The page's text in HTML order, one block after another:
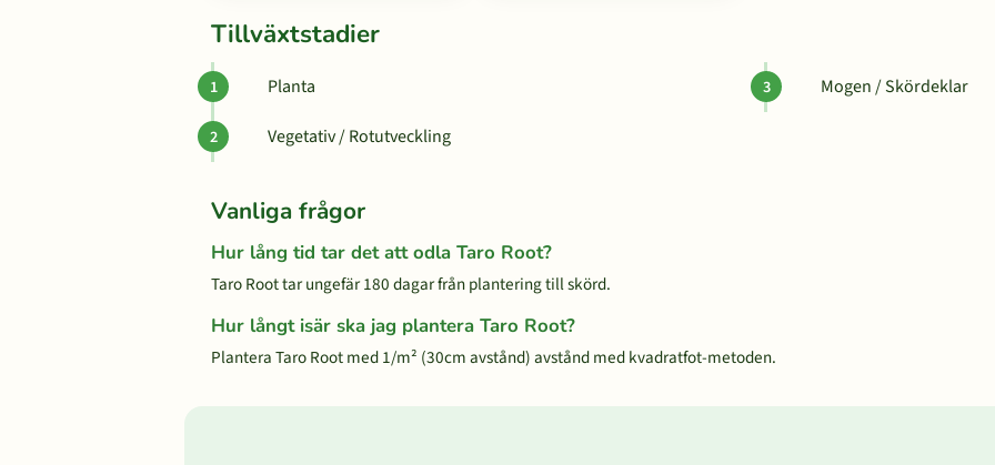
Tillväxtstadier
Planta
Vegetativ / Rotutveckling
Mogen / Skördeklar
Vanliga frågor
Hur lång tid tar det att odla Taro Root?
Taro Root tar ungefär 180 dagar från plantering till skörd.
Hur långt isär ska jag plantera Taro Root?
Plantera Taro Root med 1/m² (30cm avstånd) avstånd med kvadratfot-metoden.